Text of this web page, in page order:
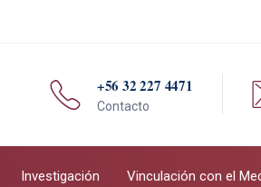
+56 32 227 4471
Contacto
Investigación Vinculación con el